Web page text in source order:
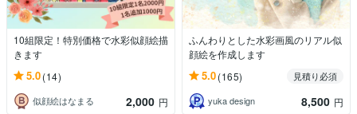
10組限定！特別価格で水彩似顔絵描
きます
5.0(14)
似顔絵はなまる 2,000 円
ふんわりとした水彩画風のリアル似
顔絵を作成します
5.0(165)
見積り必須
yuka design
8,500 円